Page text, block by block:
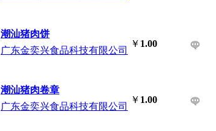
潮汕猪肉饼
广东金奕兴食品科技有限公司
￥ 1.00
潮汕猪肉卷章
广东金奕兴食品科技有限公司
￥ 1.00